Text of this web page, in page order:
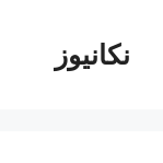
محتوانکانیوز